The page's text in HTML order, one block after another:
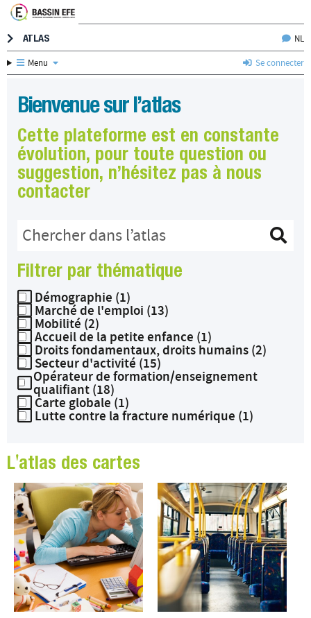
ATLAS
 Menu   Se connecter
 NL
Bienvenue sur l’atlas
Cette plateforme est en constante
évolution, pour toute question ou
suggestion, n’hésitez pas à nous
contacter

Filtrer par thématique
Démographie (1)
Marché de l'emploi (13)
Mobilité (2)
Accueil de la petite enfance (1)
Droits fondamentaux, droits humains (2)
Secteur d'activité (15)
Opérateur de formation/enseignement
qualifiant (18)
Carte globale (1)
Lutte contre la fracture numérique (1)
L'atlas des cartes